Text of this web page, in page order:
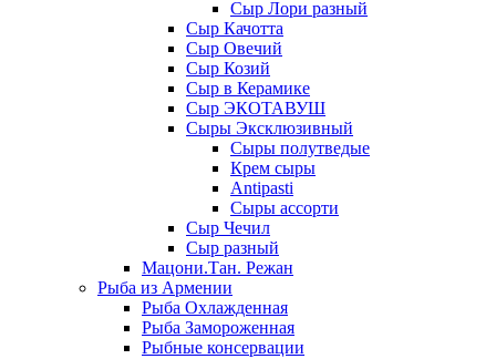
Сыр Лори разный
Сыр Качотта
Сыр Овечий
Сыр Козий
Сыр в Керамике
Сыр ЭКОТАВУШ
Сыры Эксклюзивный
Сыры полутведые
Крем сыры
Antipasti
Сыры ассорти
Сыр Чечил
Сыр разный
Мацони.Тан. Режан
Рыба из Армении
Рыба Охлажденная
Рыба Замороженная
Рыбные консервации